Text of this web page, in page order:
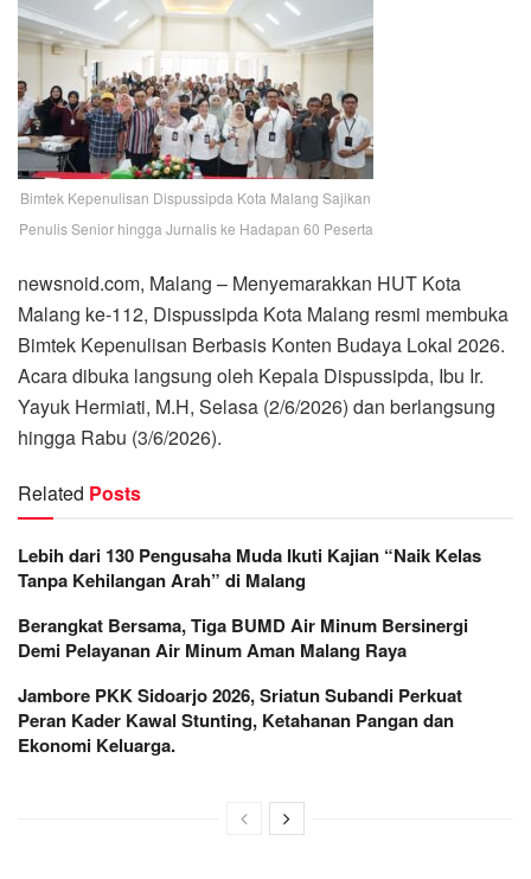
Bimtek Kepenulisan Dispussipda Kota Malang Sajikan
Penulis Senior hingga Jurnalis ke Hadapan 60 Peserta
newsnoid.com, Malang – Menyemarakkan HUT Kota
Malang ke-112, Dispussipda Kota Malang resmi membuka
Bimtek Kepenulisan Berbasis Konten Budaya Lokal 2026.
Acara dibuka langsung oleh Kepala Dispussipda, Ibu Ir.
Yayuk Hermiati, M.H, Selasa (2/6/2026) dan berlangsung
hingga Rabu (3/6/2026).
Related Posts
Lebih dari 130 Pengusaha Muda Ikuti Kajian “Naik Kelas
Tanpa Kehilangan Arah” di Malang
Berangkat Bersama, Tiga BUMD Air Minum Bersinergi
Demi Pelayanan Air Minum Aman Malang Raya
Jambore PKK Sidoarjo 2026, Sriatun Subandi Perkuat
Peran Kader Kawal Stunting, Ketahanan Pangan dan
Ekonomi Keluarga.